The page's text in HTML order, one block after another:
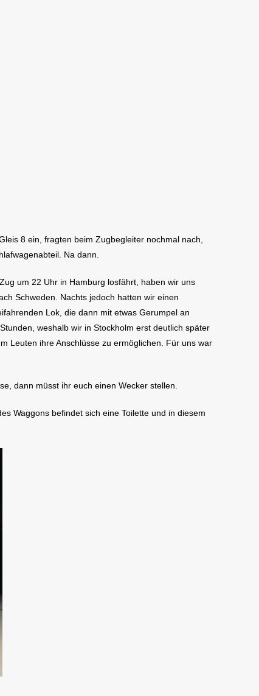
8 ein, fragten beim Zugbegleiter nochmal nach,
Na dann.
um 22 Uhr in Hamburg losfährt, haben wir uns
Schweden. Nachts jedoch hatten wir einen
Lok, die dann mit etwas Gerumpel an
weshalb wir in Stockholm erst deutlich später
Leuten ihre Anschlüsse zu ermöglichen. Für uns war
dann müsst ihr euch einen Wecker stellen.
Waggons befindet sich eine Toilette und in diesem